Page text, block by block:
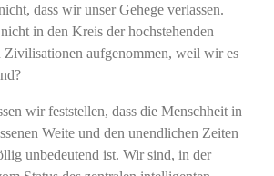
dass wir unser Gehege verlassen.
in den Kreis der hochstehenden
Zivilisationen aufgenommen, weil wir es
wir feststellen, dass die Menschheit in
Weite und den unendlichen Zeiten
unbedeutend ist. Wir sind, in der